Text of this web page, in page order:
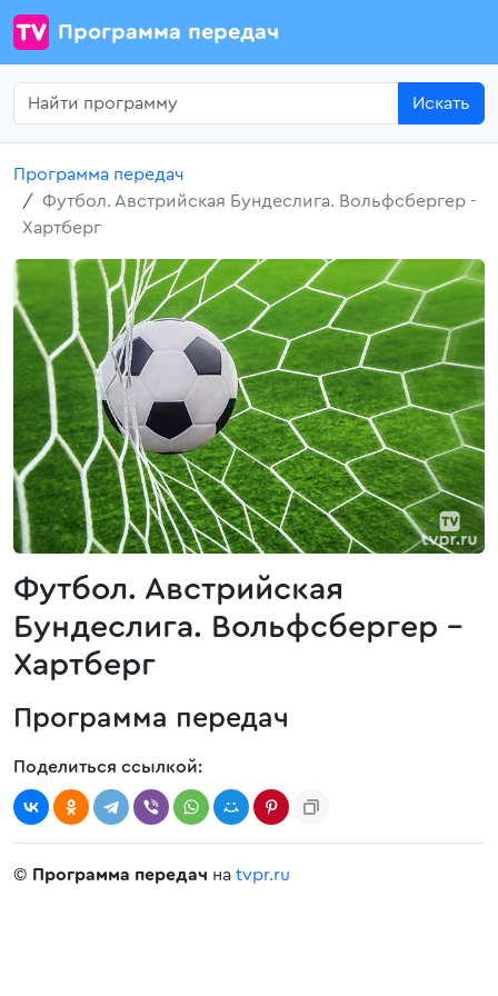
Программа передач
Искать
Программа передач
Футбол. Австрийская Бундеслига. Вольфсбергер -
Хартберг
Футбол. Австрийская
Бундеслига. Вольфсбергер -
Хартберг
Программа передач
Поделиться ссылкой:
© Программа передач на tvpr.ru